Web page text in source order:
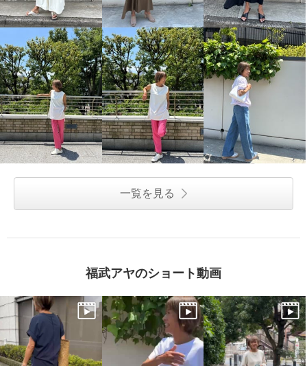
一覧を見る
福武アヤのショート動画